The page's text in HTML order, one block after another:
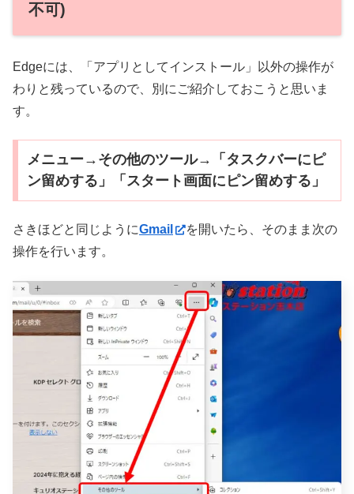
不可)
Edgeには、「アプリとしてインストール」以外の操作が
わりと残っているので、別にご紹介しておこうと思いま
す。
メニュー→その他のツール→「タスクバーにピ
ン留めする」「スタート画面にピン留めする」
さきほどと同じようにGmail
を開いたら、そのまま次の
操作を行います。